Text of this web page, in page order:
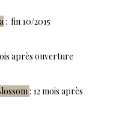
: fin 10/2015
après ouverture
: 12 mois après